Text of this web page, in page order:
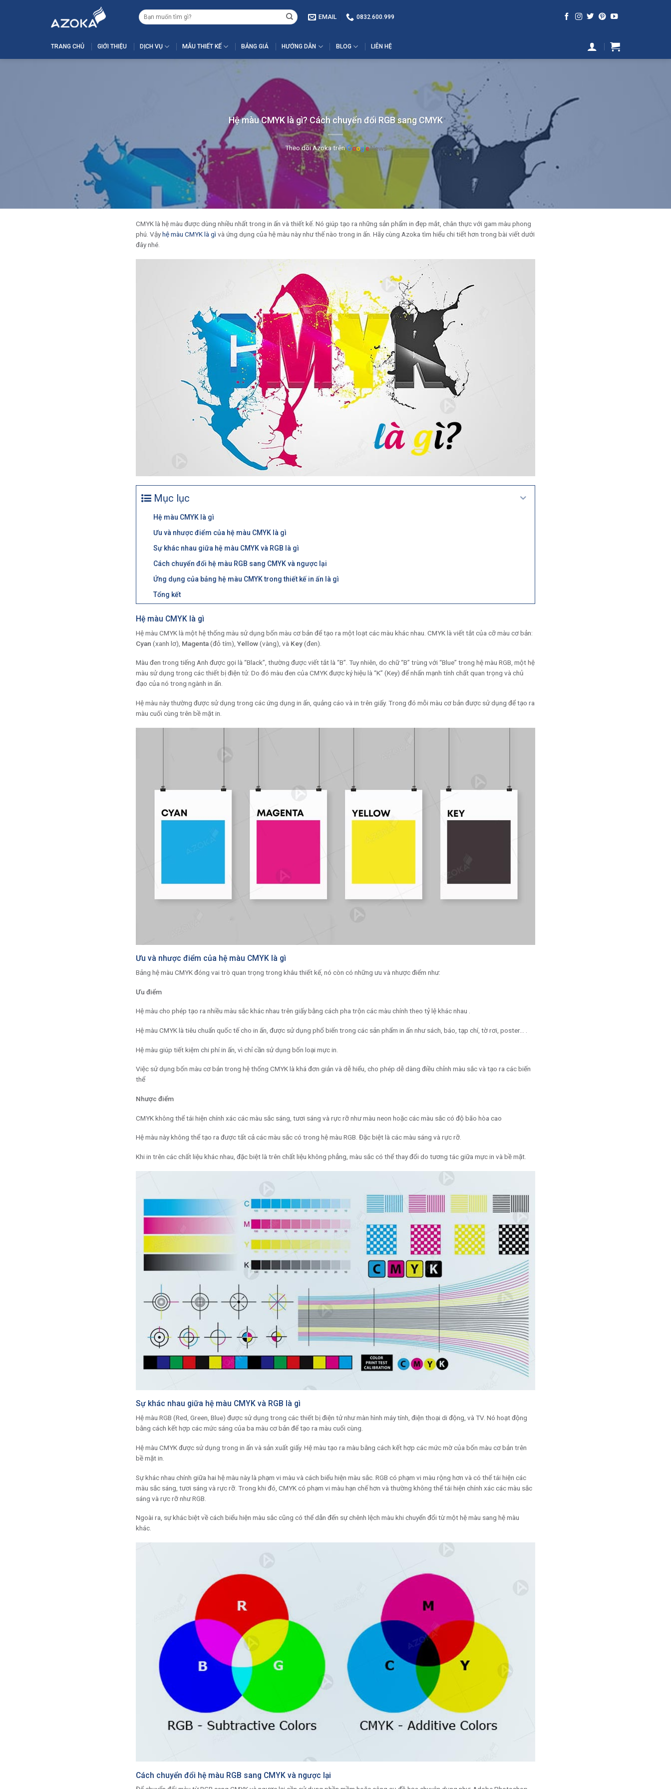
Tìm
kiếm:
EMAIL 0832.600.999
TRANG CHỦ GIỚI THIỆU DỊCH VỤ MẪU THIẾT KẾ BẢNG GIÁ HƯỚNG DẪN BLOG LIÊN HỆ
Hệ màu CMYK là gì? Cách chuyển đổi RGB sang CMYK
Theo dõi Azoka trên
CMYK là hệ màu được dùng nhiều nhất trong in ấn và thiết kế. Nó giúp tạo ra những sản phẩm in đẹp mắt, chân thực với gam màu phong
phú. Vậyhệ màu CMYK là gì và ứng dụng của hệ màu này như thế nào trong in ấn. Hãy cùng Azoka tìm hiểu chi tiết hơn trong bài viết dưới
đây nhé.
Mục lục
Hệ màu CMYK là gì
Ưu và nhược điểm của hệ màu CMYK là gì
Sự khác nhau giữa hệ màu CMYK và RGB là gì
Cách chuyển đổi hệ màu RGB sang CMYK và ngược lại
Ứng dụng của bảng hệ màu CMYK trong thiết kế in ấn là gì
Tổng kết
Hệ màu CMYK là gì
Hệ màu CMYK là một hệ thống màu sử dụng bốn màu cơ bản để tạo ra một loạt các màu khác nhau. CMYK là viết tắt của cỡ màu cơ bản:
Cyan (xanh lơ), Magenta(đỏ tím), Yellow(vàng), và Key(đen).
Màu đen trong tiếng Anh được gọi là “Black”, thường được viết tắt là “B”. Tuy nhiên, do chữ “B” trùng với “Blue” trong hệ màu RGB, một hệ
màu sử dụng trong các thiết bị điện tử. Do đó màu đen của CMYK được ký hiệu là “K” (Key) để nhấn mạnh tính chất quan trọng và chủ
đạo của nó trong ngành in ấn.
Hệ màu này thường được sử dụng trong các ứng dụng in ấn, quảng cáo và in trên giấy. Trong đó mỗi màu cơ bản được sử dụng để tạo ra
màu cuối cùng trên bề mặt in.
Ưu và nhược điểm của hệ màu CMYK là gì
Bảng hệ màu CMYK đóng vai trò quan trọng trong khâu thiết kế, nó còn có những ưu và nhược điểm như:
Ưu điểm
Hệ màu cho phép tạo ra nhiều màu sắc khác nhau trên giấy bằng cách pha trộn các màu chính theo tỷ lệ khác nhau .
Hệ màu CMYK là tiêu chuẩn quốc tế cho in ấn, được sử dụng phổ biến trong các sản phẩm in ấn như sách, báo, tạp chí, tờ rơi, poster… .
Hệ màu giúp tiết kiệm chi phí in ấn, vì chỉ cần sử dụng bốn loại mực in.
Việc sử dụng bốn màu cơ bản trong hệ thống CMYK là khá đơn giản và dễ hiểu, cho phép dễ dàng điều chỉnh màu sắc và tạo ra các biến
thể
Nhược điểm
CMYK không thể tái hiện chính xác các màu sắc sáng, tươi sáng và rực rỡ như màu neon hoặc các màu sắc có độ bão hòa cao
Hệ màu này không thể tạo ra được tất cả các màu sắc có trong hệ màu RGB. Đặc biệt là các màu sáng và rực rỡ.
Khi in trên các chất liệu khác nhau, đặc biệt là trên chất liệu không phẳng, màu sắc có thể thay đổi do tương tác giữa mực in và bề mặt.
Sự khác nhau giữa hệ màu CMYK và RGB là gì
Hệ màu RGB (Red, Green, Blue) được sử dụng trong các thiết bị điện tử như màn hình máy tính, điện thoại di động, và TV. Nó hoạt động
bằng cách kết hợp các mức sáng của ba màu cơ bản để tạo ra màu cuối cùng.
Hệ màu CMYK được sử dụng trong in ấn và sản xuất giấy. Hệ màu tạo ra màu bằng cách kết hợp các mức mờ của bốn màu cơ bản trên
bề mặt in.
Sự khác nhau chính giữa hai hệ màu này là phạm vi màu và cách biểu hiện màu sắc. RGB có phạm vi màu rộng hơn và có thể tái hiện các
màu sắc sáng, tươi sáng và rực rỡ. Trong khi đó, CMYK có phạm vi màu hạn chế hơn và thường không thể tái hiện chính xác các màu sắc
sáng và rực rỡ như RGB.
Ngoài ra, sự khác biệt về cách biểu hiện màu sắc cũng có thể dẫn đến sự chênh lệch màu khi chuyển đổi từ một hệ màu sang hệ màu
khác.
Cách chuyển đổi hệ màu RGB sang CMYK và ngược lại